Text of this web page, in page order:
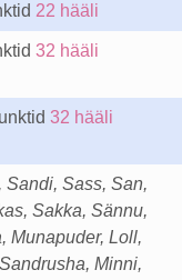
22 hääli
32 hääli
32 hääli
Sandi, Sass, San,
Sakka, Sännu,
Munapuder, Loll,
Minni,